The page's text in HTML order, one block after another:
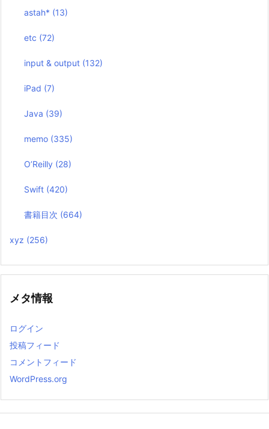
astah* (13)
etc (72)
input & output (132)
iPad (7)
Java (39)
memo (335)
O’Reilly (28)
Swift (420)
書籍目次 (664)
xyz (256)
メタ情報
ログイン
投稿フィード
コメントフィード
WordPress.org